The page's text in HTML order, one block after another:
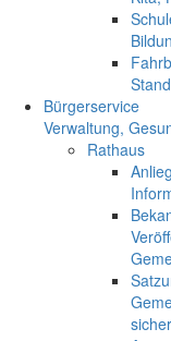
Bürgerservice
Verwaltung,
Rathaus